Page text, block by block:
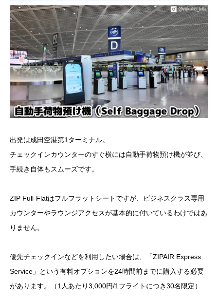
出発は成田空港第1ターミナル。
チェックインカウンターのすぐ横には自動手荷物預け機が並び、
手続き自体もスムーズです。
ZIP Full-Flatはフルフラットシートですが、ビジネスクラス専用
カウンターやラウンジアクセスが基本的に付いているわけではあ
りません。
優先チェックインなどを利用したい場合は、「ZIPAIR Express
Service」という有料オプションを24時間前までに購入する必要
があります。（1人あたり3,000円/1フライトにつき30名限定）